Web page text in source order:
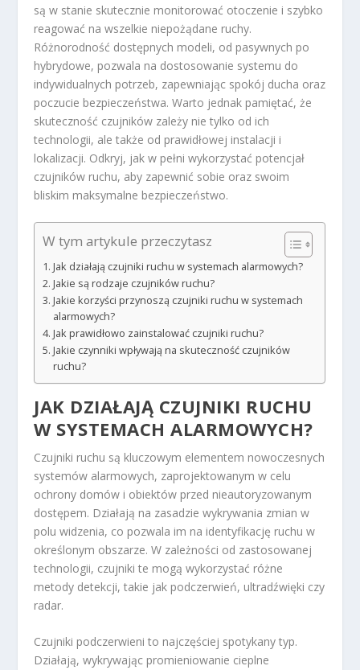
są w stanie skutecznie monitorować otoczenie i szybko
reagować na wszelkie niepożądane ruchy.
Różnorodność dostępnych modeli, od pasywnych po
hybrydowe, pozwala na dostosowanie systemu do
indywidualnych potrzeb, zapewniając spokój ducha oraz
poczucie bezpieczeństwa. Warto jednak pamiętać, że
skuteczność czujników zależy nie tylko od ich
technologii, ale także od prawidłowej instalacji i
lokalizacji. Odkryj, jak w pełni wykorzystać potencjał
czujników ruchu, aby zapewnić sobie oraz swoim
bliskim maksymalne bezpieczeństwo.
W tym artykule przeczytasz
Jak działają czujniki ruchu w systemach alarmowych?
Jakie są rodzaje czujników ruchu?
Jakie korzyści przynoszą czujniki ruchu w systemach
alarmowych?
Jak prawidłowo zainstalować czujniki ruchu?
Jakie czynniki wpływają na skuteczność czujników
ruchu?
JAK DZIAŁAJĄ CZUJNIKI RUCHU
W SYSTEMACH ALARMOWYCH?
Czujniki ruchu są kluczowym elementem nowoczesnych
systemów alarmowych, zaprojektowanym w celu
ochrony domów i obiektów przed nieautoryzowanym
dostępem. Działają na zasadzie wykrywania zmian w
polu widzenia, co pozwala im na identyfikację ruchu w
określonym obszarze. W zależności od zastosowanej
technologii, czujniki te mogą wykorzystać różne
metody detekcji, takie jak podczerwień, ultradźwięki czy
radar.
Czujniki podczerwieni to najczęściej spotykany typ.
Działają, wykrywając promieniowanie cieplne